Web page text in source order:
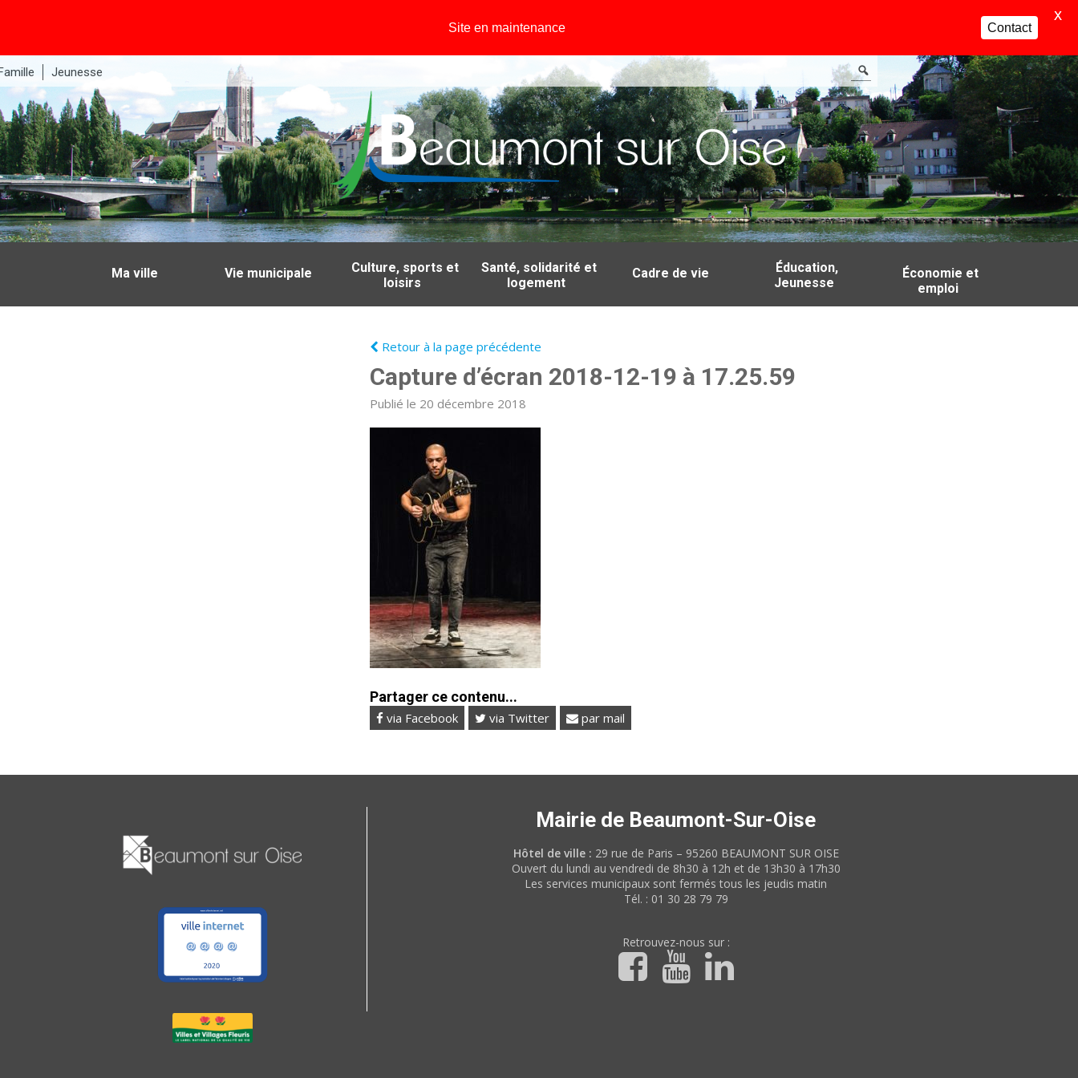
Jeunesse
Ma ville Vie municipale
Culture, sports et
loisirs
Santé, solidarité et
logement
Cadre de vie
Éducation,
Jeunesse
Économie et
emploi
Retour à la page précédente
Capture d’écran 2018-12-19 à 17.25.59
Publié le 20 décembre 2018
Partager ce contenu...
via Facebook via Twitter par mail
Mairie de Beaumont-Sur-Oise
Hôtel de ville : 29 rue de Paris – 95260 BEAUMONT SUR OISE
Ouvert du lundi au vendredi de 8h30 à 12h et de 13h30 à 17h30
Les services municipaux sont fermés tous les jeudis matin
Tél. : 01 30 28 79 79
Retrouvez-nous sur :
Site en maintenance Contact
X